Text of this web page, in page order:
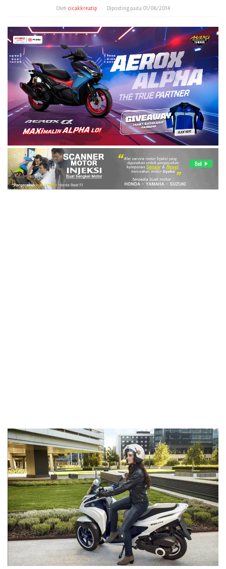
Oleh cicakkreatip Diposting pada 01/08/2014